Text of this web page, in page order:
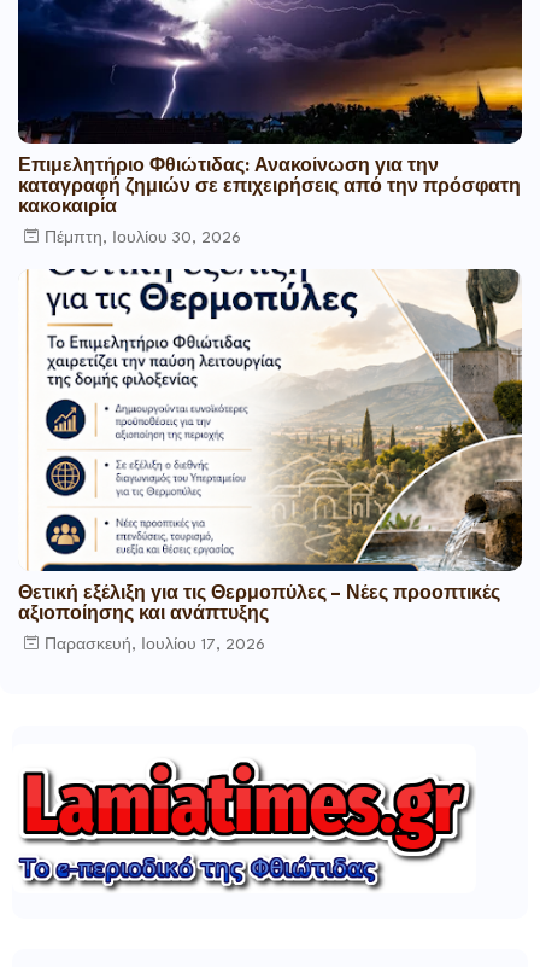
Επιμελητήριο Φθιώτιδας: Ανακοίνωση για την
καταγραφή ζημιών σε επιχειρήσεις από την πρόσφατη
κακοκαιρία
Πέμπτη, Ιουλίου 30, 2026
Θετική εξέλιξη για τις Θερμοπύλες – Νέες προοπτικές
αξιοποίησης και ανάπτυξης
Παρασκευή, Ιουλίου 17, 2026